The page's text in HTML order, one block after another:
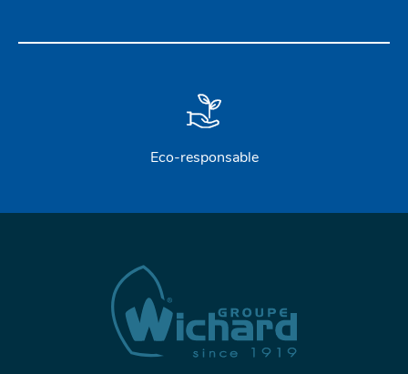
Eco-responsable